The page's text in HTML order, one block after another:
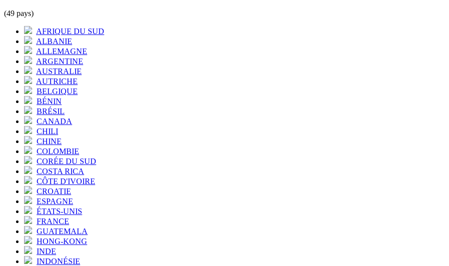
(49 pays)
AFRIQUE DU SUD
ALBANIE
ALLEMAGNE
ARGENTINE
AUSTRALIE
AUTRICHE
BELGIQUE
BÉNIN
BRÉSIL
CANADA
CHILI
CHINE
COLOMBIE
CORÉE DU SUD
COSTA RICA
CÔTE D'IVOIRE
CROATIE
ESPAGNE
ÉTATS-UNIS
FRANCE
GUATEMALA
HONG-KONG
INDE
INDONÉSIE